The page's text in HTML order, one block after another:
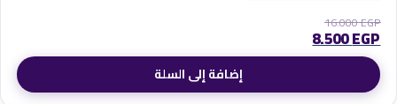
16.000EGP
8.500EGP
إضافة إلى السلة